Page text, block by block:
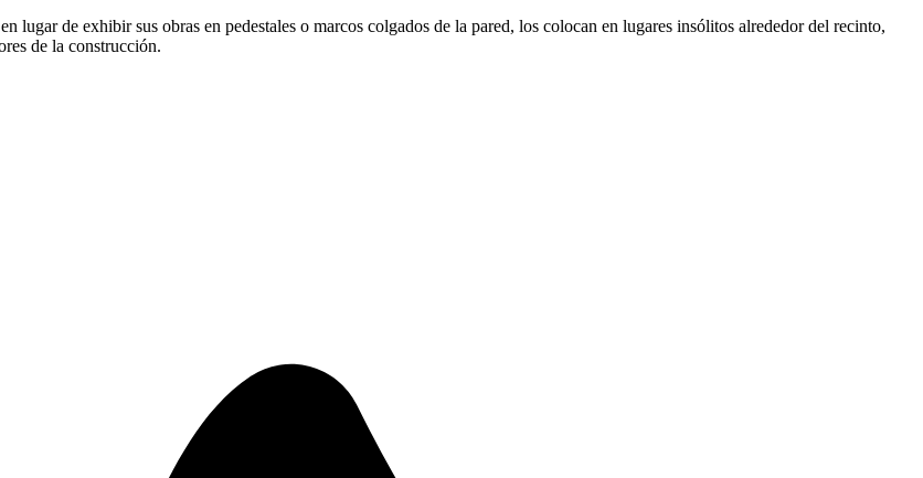
lugar de exhibir sus obras en pedestales o marcos colgados de la pared, los colocan en lugares insólitos alrededor del recinto,
de la construcción.